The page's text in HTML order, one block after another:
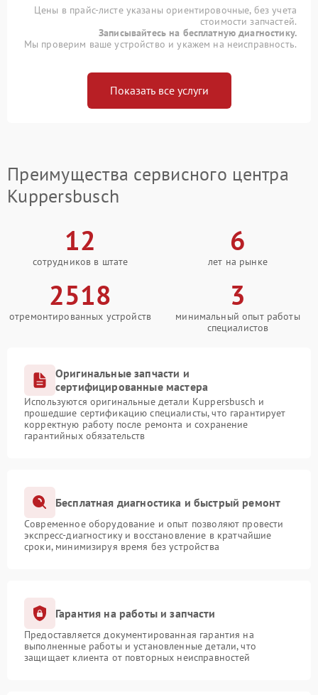
Цены в прайс-листе указаны ориентировочные, без учета
стоимости запчастей.
Записывайтесь на бесплатную диагностику.
Мы проверим ваше устройство и укажем на неисправность.
Показать все услуги
Преимущества сервисного центра
Kuppersbusch
12
сотрудников в штате
6
лет на рынке
2518
отремонтированных устройств
3
минимальный опыт работы
специалистов
Оригинальные запчасти и
сертифицированные мастера
Используются оригинальные детали Kuppersbusch и
прошедшие сертификацию специалисты, что гарантирует
корректную работу после ремонта и сохранение
гарантийных обязательств
Бесплатная диагностика и быстрый ремонт
Современное оборудование и опыт позволяют провести
экспресс-диагностику и восстановление в кратчайшие
сроки, минимизируя время без устройства
Гарантия на работы и запчасти
Предоставляется документированная гарантия на
выполненные работы и установленные детали, что
защищает клиента от повторных неисправностей